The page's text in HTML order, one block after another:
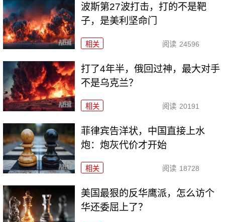
波斯第27波打击，打的不是靶
子，是美利坚命门
相关 阅读 24596
打了4年半，俄回过神，最大对手
不是乌克兰？
相关 阅读 20191
菲律宾告洋状，中国直接上水
炮：炮灰代价才开始
相关 阅读 18728
美国最狠的反华鹰派，怎么访个
华还委屈上了？